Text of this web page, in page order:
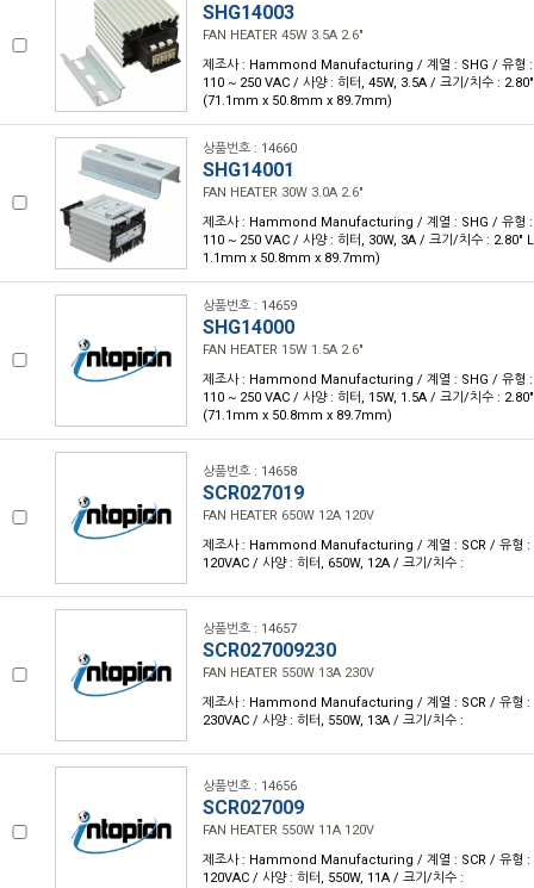
SHG14003
FAN HEATER 45W 3.5A 2.6"
제조사 : Hammond Manufacturing / 계열 : SHG / 유형 :
110 ~ 250 VAC / 사양 : 히터, 45W, 3.5A / 크기/치수 :
(71.1mm x 50.8mm x 89.7mm)
상품번호 : 14660
SHG14001
FAN HEATER 30W 3.0A 2.6"
제조사 : Hammond Manufacturing / 계열 : SHG / 유형 :
110 ~ 250 VAC / 사양 : 히터, 30W, 3A / 크기/치수 : 2.80"
1.1mm x 50.8mm x 89.7mm)
상품번호 : 14659
SHG14000
FAN HEATER 15W 1.5A 2.6"
제조사 : Hammond Manufacturing / 계열 : SHG / 유형 :
110 ~ 250 VAC / 사양 : 히터, 15W, 1.5A / 크기/치수 :
(71.1mm x 50.8mm x 89.7mm)
상품번호 : 14658
SCR027019
FAN HEATER 650W 12A 120V
제조사 : Hammond Manufacturing / 계열 : SCR / 유형 :
120VAC / 사양 : 히터, 650W, 12A / 크기/치수 :
상품번호 : 14657
SCR027009230
FAN HEATER 550W 13A 230V
제조사 : Hammond Manufacturing / 계열 : SCR / 유형 :
230VAC / 사양 : 히터, 550W, 13A / 크기/치수 :
상품번호 : 14656
SCR027009
FAN HEATER 550W 11A 120V
제조사 : Hammond Manufacturing / 계열 : SCR / 유형 :
120VAC / 사양 : 히터, 550W, 11A / 크기/치수 :